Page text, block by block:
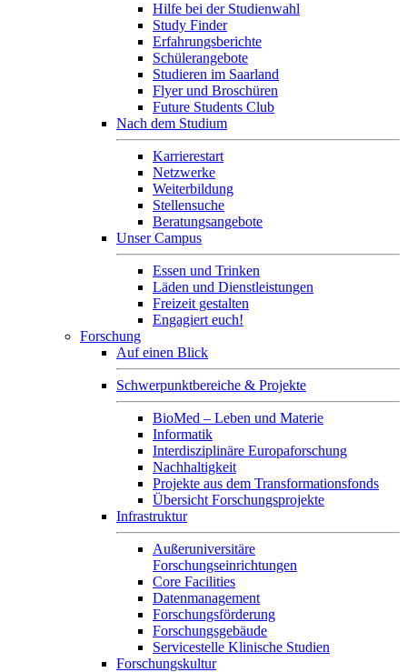
Hilfe bei der Studienwahl
Study Finder
Erfahrungsberichte
Schülerangebote
Studieren im Saarland
Flyer und Broschüren
Future Students Club
Nach dem Studium
Karrierestart
Netzwerke
Weiterbildung
Stellensuche
Beratungsangebote
Unser Campus
Essen und Trinken
Läden und Dienstleistungen
Freizeit gestalten
Engagiert euch!
Forschung
Auf einen Blick
Schwerpunktbereiche & Projekte
BioMed – Leben und Materie
Informatik
Interdisziplinäre Europaforschung
Nachhaltigkeit
Projekte aus dem Transformationsfonds
Übersicht Forschungsprojekte
Infrastruktur
Außeruniversitäre
Forschungseinrichtungen
Core Facilities
Datenmanagement
Forschungsförderung
Forschungsgebäude
Servicestelle Klinische Studien
Forschungskultur